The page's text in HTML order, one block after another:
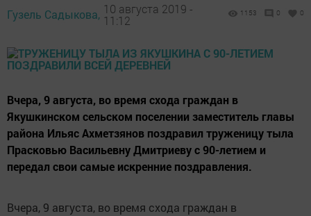
Гузель Садыкова, 10 августа 2019 -
11:12
1153 0 0
Вчера, 9 августа, во время схода граждан в
Якушкинском сельском поселении заместитель главы
района Ильяс Ахметзянов поздравил труженицу тыла
Прасковью Васильевну Дмитриеву с 90-летием и
передал свои самые искренние поздравления.
Вчера, 9 августа, во время схода граждан в